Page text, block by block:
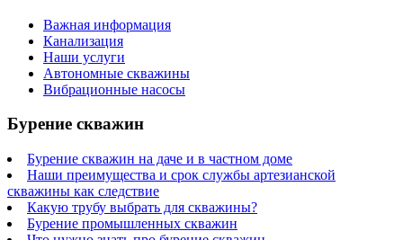
Важная информация
Канализация
Наши услуги
Автономные скважины
Вибрационные насосы
Бурение скважин
Бурение скважин на даче и в частном доме
Наши преимущества и срок службы артезианской
скважины как следствие
Какую трубу выбрать для скважины?
Бурение промышленных скважин